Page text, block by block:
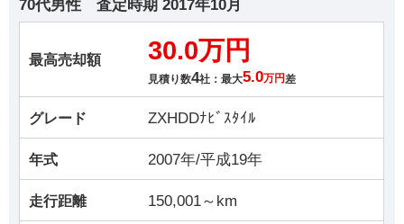
70代男性 査定時期 2017年10月
最高売却額 30.0万円
見積り数4社：最大5.0万円 差
グレード ZXHDDﾅﾋﾞｽﾀｲﾙ
年式 2007年/平成19年
走行距離 150,001～km